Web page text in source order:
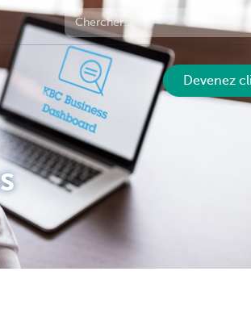
Devenez